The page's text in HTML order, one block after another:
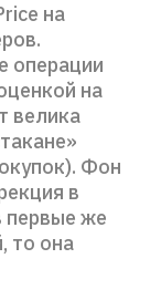
на
операции
на
велика
Фон
в
первые же
то она